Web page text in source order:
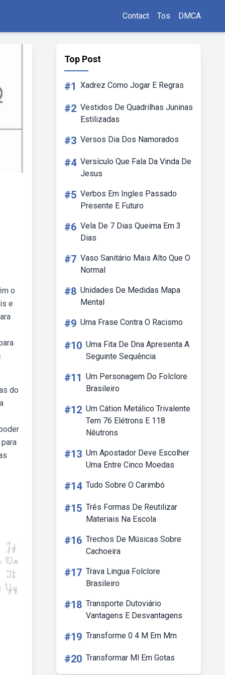
Contact Tos DMCA
o
e
do
Top Post
#1 Xadrez Como Jogar E Regras
#2 Vestidos De Quadrilhas Juninas
Estilizadas
#3 Versos Dia Dos Namorados
#4 Versículo Que Fala Da Vinda De
Jesus
#5 Verbos Em Ingles Passado
Presente E Futuro
#6 Vela De 7 Dias Queima Em 3
Dias
#7 Vaso Sanitário Mais Alto Que O
Normal
#8 Unidades De Medidas Mapa
Mental
#9 Uma Frase Contra O Racismo
#10 Uma Fita De Dna Apresenta A
Seguinte Sequência
#11 Um Personagem Do Folclore
Brasileiro
#12 Um Cátion Metálico Trivalente
Tem 76 Elétrons E 118
Nêutrons
#13 Um Apostador Deve Escolher
Uma Entre Cinco Moedas
#14 Tudo Sobre O Carimbó
#15 Três Formas De Reutilizar
Materiais Na Escola
#16 Trechos De Músicas Sobre
Cachoeira
#17 Trava Lingua Folclore
Brasileiro
#18 Transporte Dutoviário
Vantagens E Desvantagens
#19 Transforme 0 4 M Em Mm
#20 Transformar Ml Em Gotas